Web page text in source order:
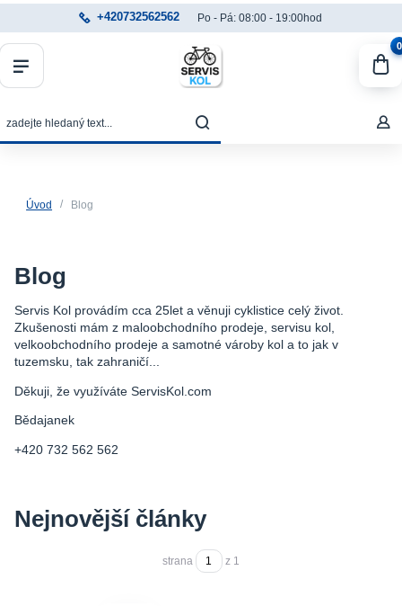
+420732562562 Po - Pá: 08:00 - 19:00hod
0
Úvod Blog
Blog
Servis Kol provádím cca 25let a věnuji cyklistice celý život.
Zkušenosti mám z maloobchodního prodeje, servisu kol,
velkoobchodního prodeje a samotné vároby kol a to jak v
tuzemsku, tak zahraničí...
Děkuji, že využíváte ServisKol.com
Bědajanek
+420 732 562 562
Nejnovější články
strana z 1